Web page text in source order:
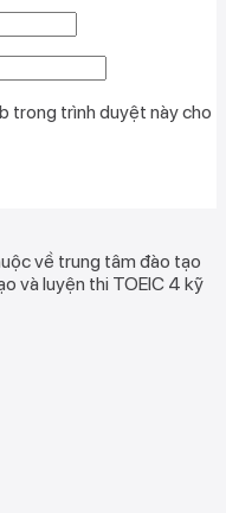
trong trình duyệt này cho
về trung tâm đào tạo
và luyện thi TOEIC 4 kỹ